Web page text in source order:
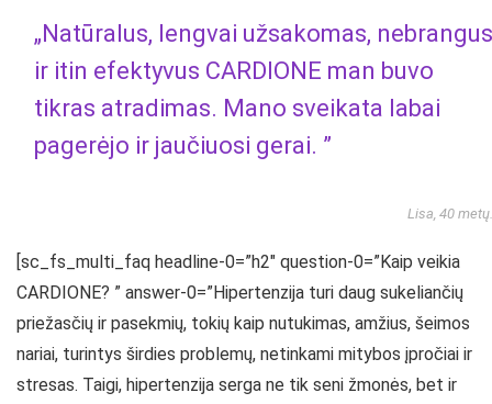
„Natūralus, lengvai užsakomas, nebrangus
ir itin efektyvus CARDIONE man buvo
tikras atradimas. Mano sveikata labai
pagerėjo ir jaučiuosi gerai. ”
Lisa, 40 metų.
[sc_fs_multi_faq headline-0=”h2″ question-0=”Kaip veikia
CARDIONE? ” answer-0=”Hipertenzija turi daug sukeliančių
priežasčių ir pasekmių, tokių kaip nutukimas, amžius, šeimos
nariai, turintys širdies problemų, netinkami mitybos įpročiai ir
stresas. Taigi, hipertenzija serga ne tik seni žmonės, bet ir